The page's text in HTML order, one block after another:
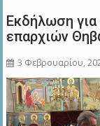
Εκδήλωση
επαρχιών
3 Φεβρουαρίου,